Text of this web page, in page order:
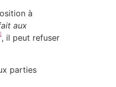
à
aux
, il peut refuser
parties